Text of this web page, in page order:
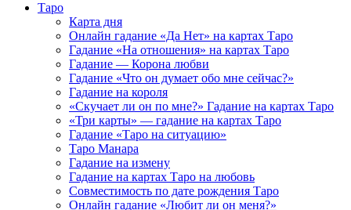
Таро
Карта дня
Онлайн гадание «Да Нет» на картах Таро
Гадание «На отношения» на картах Таро
Гадание — Корона любви
Гадание «Что он думает обо мне сейчас?»
Гадание на короля
«Скучает ли он по мне?» Гадание на картах Таро
«Три карты» — гадание на картах Таро
Гадание «Таро на ситуацию»
Таро Манара
Гадание на измену
Гадание на картах Таро на любовь
Совместимость по дате рождения Таро
Онлайн гадание «Любит ли он меня?»